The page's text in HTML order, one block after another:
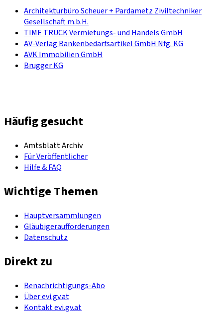
Architekturbüro Scheuer + Pardametz Ziviltechniker
Gesellschaft m.b.H.
TIME TRUCK Vermietungs- und Handels GmbH
AV-Verlag Bankenbedarfsartikel GmbH Nfg. KG
AVK Immobilien GmbH
Brugger KG
Häufig gesucht
Amtsblatt Archiv
Für Veröffentlicher
Hilfe & FAQ
Wichtige Themen
Hauptversammlungen
Gläubigeraufforderungen
Datenschutz
Direkt zu
Benachrichtigungs-Abo
Über evi.gv.at
Kontakt evi.gv.at